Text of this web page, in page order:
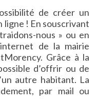
de créer un
ligne ! En souscrivant
nous » ou en
de la mairie
Grâce à la
d’offrir ou de
autre habitant. La
par mail ou